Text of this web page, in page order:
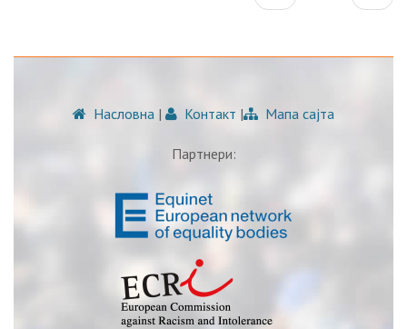
Насловна | Контакт | Мапа сајта
Партнери: